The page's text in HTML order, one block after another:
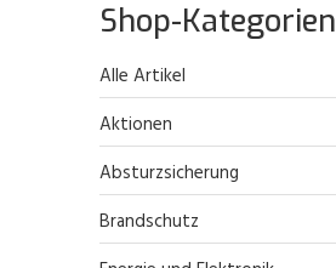
Shop-Kategorien
Alle Artikel
Aktionen
Absturzsicherung
Brandschutz